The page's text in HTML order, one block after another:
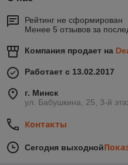
Рейтинг не сформирован
Менее 5 отзывов за
Компания продает на
Работает с 13.02.2017
г. Минск
ул. Бабушкина, 25, 3-й
Контакты
Сегодня выходной